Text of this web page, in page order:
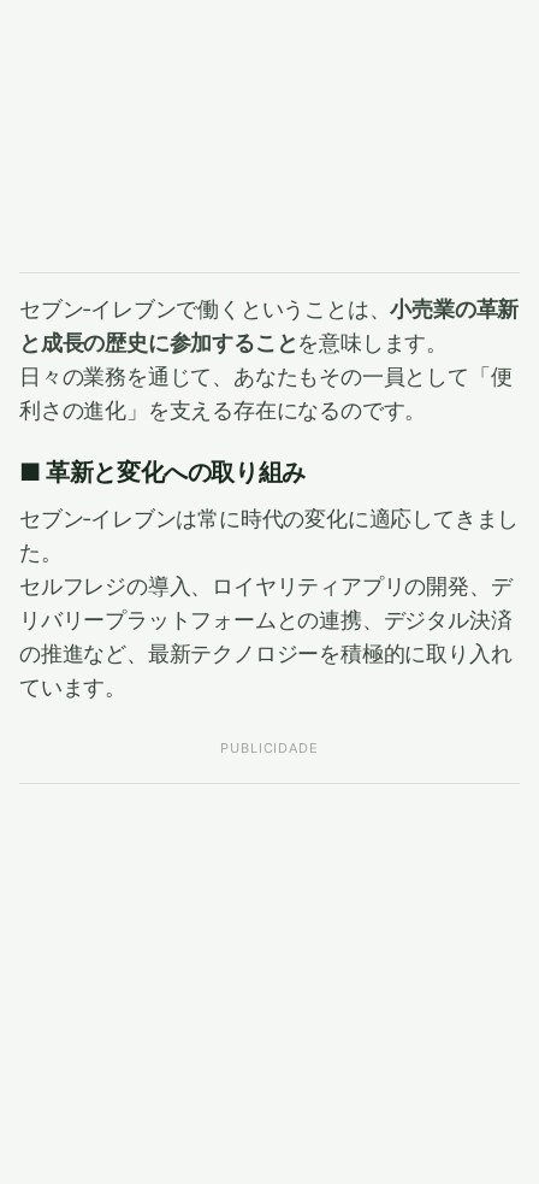
セブン‐イレブンで働くということは、小売業の革新
と成長の歴史に参加することを意味します。
日々の業務を通じて、あなたもその一員として「便
利さの進化」を支える存在になるのです。
■ 革新と変化への取り組み
セブン‐イレブンは常に時代の変化に適応してきまし
た。
セルフレジの導入、ロイヤリティアプリの開発、デ
リバリープラットフォームとの連携、デジタル決済
の推進など、最新テクノロジーを積極的に取り入れ
ています。
PUBLICIDADE